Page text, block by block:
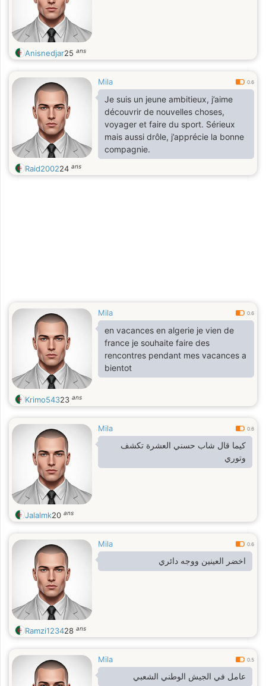
Anisnedjar25 ans
Mila 0.6
Je suis un jeune ambitieux, j’aime
découvrir de nouvelles choses,
voyager et faire du sport. Sérieux
mais aussi drôle, j’apprécie la bonne
compagnie.
Raid200224 ans
Mila 0.6
en vacances en algerie je vien de
france je souhaite faire des
rencontres pendant mes vacances a
bientot
Krimo54323 ans
Mila 0.6
كيما قال شاب حسني العشرة تكشف
وتوري
Jalalmk20 ans
Mila 0.6
اخضر العينين ووجه دائري
Ramzi123428 ans
Mila 0.5
عامل في الجيش الوطني الشعبي